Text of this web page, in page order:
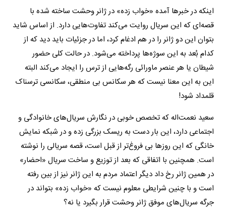
اینکه در خبرها آمده «خواب زده» در ژانر وحشت ساخته شده با
قصه‌ای که این سریال روایت می‌کند تفاوت‌هایی دارد. از اساس شاید
بتوان این دو ژانر را در هم ادغام کرد، اما در جزئیات باید دید که از
کدام بُعد به این سوژه‌ها پرداخته می‌شود. در حالت کلی حضور
شیطان یا هر عنصر ماورائی رگه‌هایی از ترس را ایجاد می‌کند البته
این به این معنا نیست که هر سکانس بی منطقی، سکانسی ترسناک
قلمداد شود!
سعید نعمت‌اله که تخصص خوبی در نگارش سریال‌های خانوادگی و
اجتماعی دارد، این بار دست به ریسک بزرگی زده و در شبکه نمایش
خانگی که این روزها بی فروغ‌تر از قبل است، قصه سریالی را نوشته
است. همچنین با اتفاقی که بعد از توزیع و ساخت سریال «احضار»
در همین ژانر رخ داد دیگر اعتماد مردم به این ژانر نیز از بین رفته
است و با چنین شرایطی معلوم نیست که «خواب زده» بتواند در
جرگه سریال‌های موفق ژانر وحشت قرار بگیرد یا نه؟